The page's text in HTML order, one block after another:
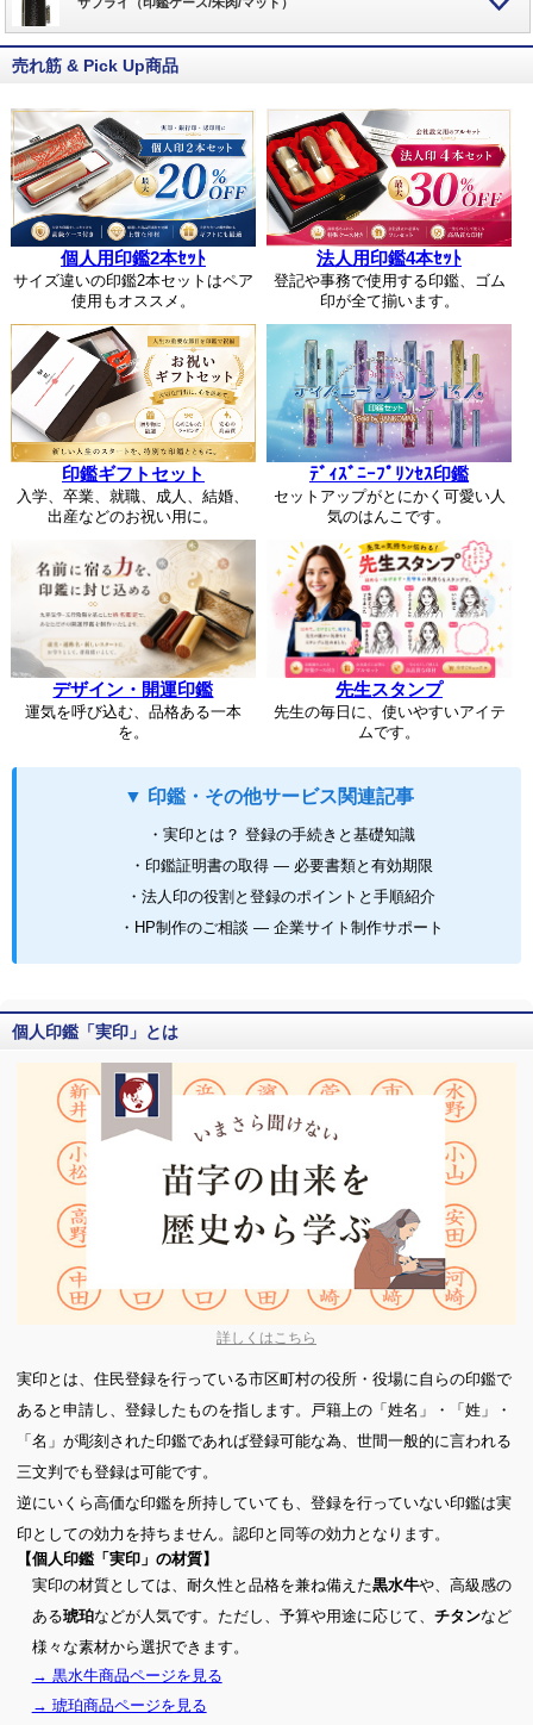
売れ筋 & Pick Up商品
個人用印鑑2本ｾｯﾄ
サイズ違いの印鑑2本セットはペア
使用もオススメ。
法人用印鑑4本ｾｯﾄ
登記や事務で使用する印鑑、ゴム
印が全て揃います。
印鑑ギフトセット
入学、卒業、就職、成人、結婚、
出産などのお祝い用に。
ﾃﾞｨｽﾞﾆｰﾌﾟﾘﾝｾｽ印鑑
セットアップがとにかく可愛い人
気のはんこです。
デザイン・開運印鑑
運気を呼び込む、品格ある一本
を。
先生スタンプ
先生の毎日に、使いやすいアイテ
ムです。
▼ 印鑑・その他サービス関連記事
・実印とは？ 登録の手続きと基礎知識
・印鑑証明書の取得 ― 必要書類と有効期限
・法人印の役割と登録のポイントと手順紹介
・HP制作のご相談 ― 企業サイト制作サポート
個人印鑑「実印」とは
詳しくはこちら
実印とは、住民登録を行っている市区町村の役所・役場に自らの印鑑で
あると申請し、登録したものを指します。戸籍上の「姓名」・「姓」・
「名」が彫刻された印鑑であれば登録可能な為、世間一般的に言われる
三文判でも登録は可能です。
逆にいくら高価な印鑑を所持していても、登録を行っていない印鑑は実
印としての効力を持ちません。認印と同等の効力となります。
【個人印鑑「実印」の材質】
実印の材質としては、耐久性と品格を兼ね備えた黒水牛や、高級感の
ある琥珀などが人気です。ただし、予算や用途に応じて、 チタンなど
様々な素材から選択できます。
→ 黒水牛商品ページを見る
→ 琥珀商品ページを見る